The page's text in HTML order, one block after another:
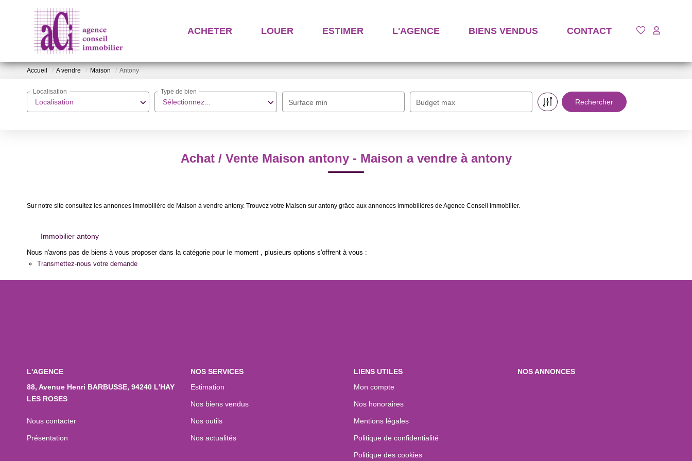
ACHETER LOUER ESTIMER L'AGENCE BIENS VENDUS CONTACT
Accueil A vendre Maison Antony
Localisation
Localisation
Sélectionnez...
Type de bien
Surface min Budget max
Achat / Vente Maison antony - Maison a vendre à antony
Sur notre site consultez les annonces immobilière de Maison à vendre antony. Trouvez votre Maison sur antony grâce aux annonces immobilières de Agence Conseil Immobilier.
Immobilier antony
Nous n'avons pas de biens à vous proposer dans la catégorie pour le moment , plusieurs options s'offrent à vous :
Transmettez-nous votre demande
L'AGENCE
88, Avenue Henri BARBUSSE, 94240 L'HAY
LES ROSES
Nous contacter
Présentation
NOS SERVICES
Estimation
Nos biens vendus
Nos outils
Nos actualités
LIENS UTILES
Mon compte
Nos honoraires
Mentions légales
Politique de confidentialité
Politique des cookies
NOS ANNONCES